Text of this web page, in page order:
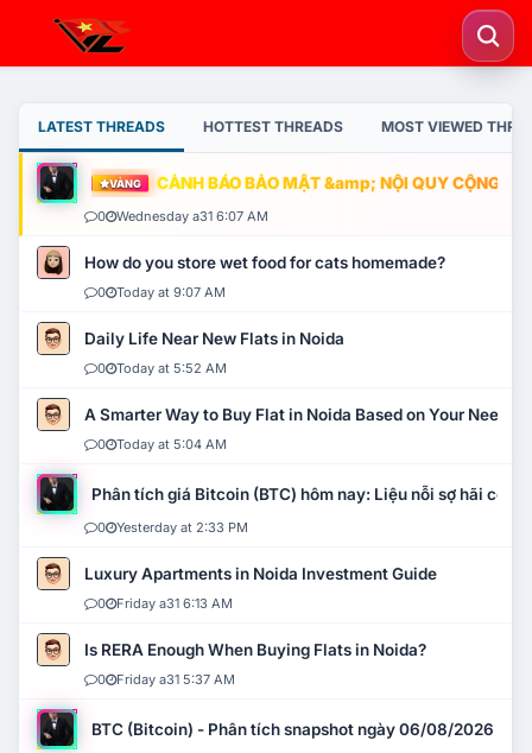
LATEST THREADS HOTTEST THREADS MOST VIEWED
VÀNG CẢNH BÁO BẢO MẬT &amp; NỘI QUY CỘNG
0 Wednesday a31 6:07 AM
How do you store wet food for cats homemade?
0 Today at 9:07 AM
Daily Life Near New Flats in Noida
0 Today at 5:52 AM
A Smarter Way to Buy Flat in Noida Based on Your Needs
0 Today at 5:04 AM
Phân tích giá Bitcoin (BTC) hôm nay: Liệu nỗi sợ hãi có
0 Yesterday at 2:33 PM
Luxury Apartments in Noida Investment Guide
0 Friday a31 6:13 AM
Is RERA Enough When Buying Flats in Noida?
0 Friday a31 5:37 AM
BTC (Bitcoin) - Phân tích snapshot ngày 06/08/2026